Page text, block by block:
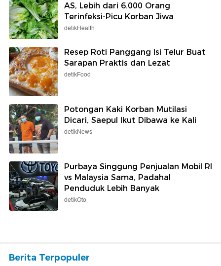
AS, Lebih dari 6.000 Orang
Terinfeksi-Picu Korban Jiwa
detikHealth
Resep Roti Panggang Isi Telur Buat
Sarapan Praktis dan Lezat
detikFood
Potongan Kaki Korban Mutilasi
Dicari, Saepul Ikut Dibawa ke Kali
detikNews
Purbaya Singgung Penjualan Mobil RI
vs Malaysia Sama, Padahal
Penduduk Lebih Banyak
detikOto
Berita Terpopuler